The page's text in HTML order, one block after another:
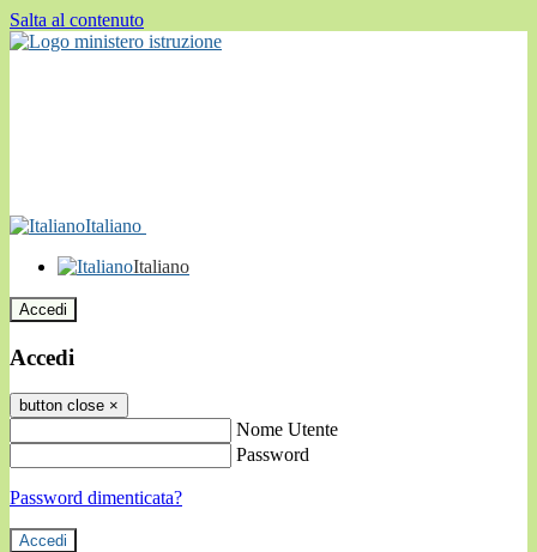
Salta al contenuto
Italiano
Italiano
Accedi
Accedi
button close ×
Nome Utente
Password
Password dimenticata?